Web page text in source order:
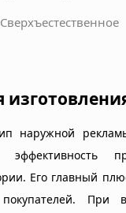
Сверхъестественное
наружной
эффективность
Его главный
При